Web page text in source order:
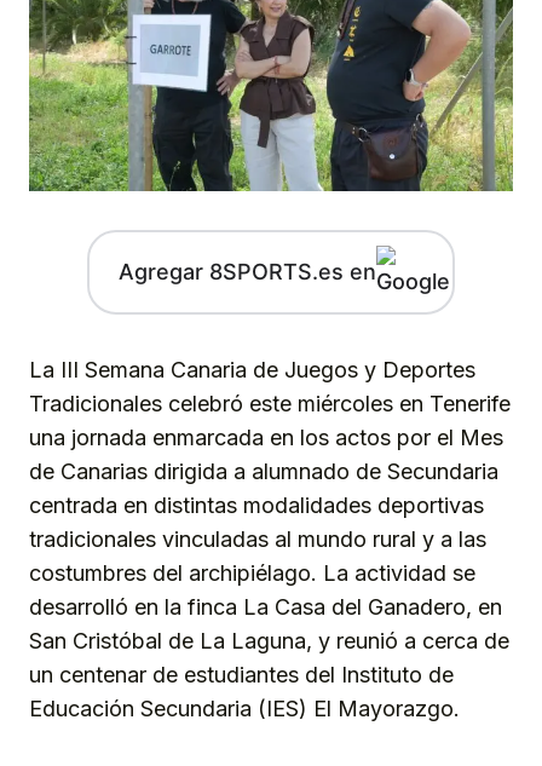
Agregar 8SPORTS.es en
La III Semana Canaria de Juegos y Deportes
Tradicionales celebró este miércoles en Tenerife
una jornada enmarcada en los actos por el Mes
de Canarias dirigida a alumnado de Secundaria
centrada en distintas modalidades deportivas
tradicionales vinculadas al mundo rural y a las
costumbres del archipiélago. La actividad se
desarrolló en la finca La Casa del Ganadero, en
San Cristóbal de La Laguna, y reunió a cerca de
un centenar de estudiantes del Instituto de
Educación Secundaria (IES) El Mayorazgo.